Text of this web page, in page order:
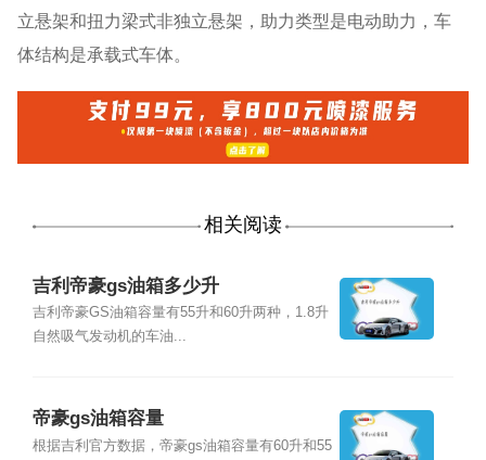
立悬架和扭力梁式非独立悬架，助力类型是电动助力，车
体结构是承载式车体。
相关阅读
吉利帝豪gs油箱多少升
吉利帝豪GS油箱容量有55升和60升两种，1.8升
自然吸气发动机的车油...
帝豪gs油箱容量
根据吉利官方数据，帝豪gs油箱容量有60升和55